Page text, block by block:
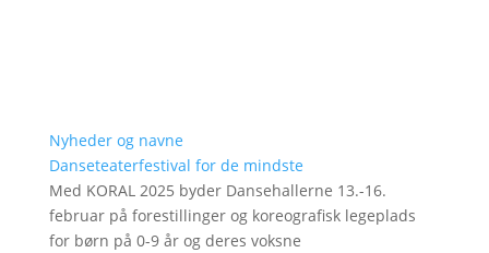
Nyheder og navne
Danseteaterfestival for de mindste
Med KORAL 2025 byder Dansehallerne 13.-16.
februar på forestillinger og koreografisk legeplads
for børn på 0-9 år og deres voksne